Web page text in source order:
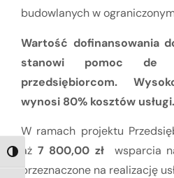
TOGGLE HIGH CONTRAST
budowlanych w
Wartość dofinansowania
stanowi pomoc de
przedsiębiorcom.
wynosi 80% kosztów usługi.
W ramach projektu
aż 7 800,00 złwsparcia
przeznaczone na realizację